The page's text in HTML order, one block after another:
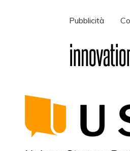
Pubblicità